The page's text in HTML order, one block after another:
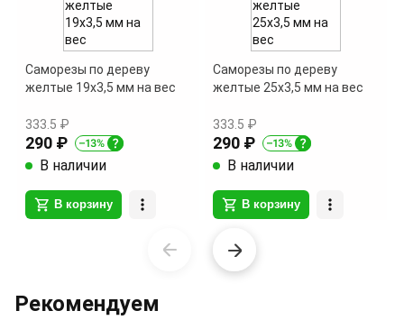
Рекомендуем
Саморезы по дереву
желтые 19х3,5 мм на вес
333.5 ₽
290 ₽
В наличии
В корзину
Саморезы по дереву
желтые 25х3,5 мм на вес
333.5 ₽
290 ₽
В наличии
В корзину
of
17